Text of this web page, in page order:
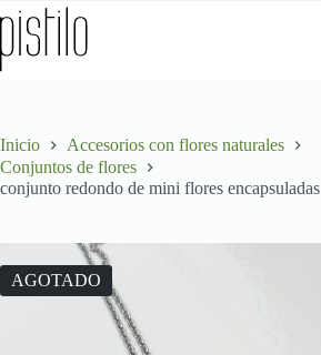
Saltar
al
contenido
Inicio
Accesorios con flores naturales
Conjuntos de flores
conjunto redondo de mini flores encapsuladas
AGOTADO